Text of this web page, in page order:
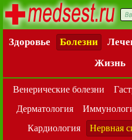
Здоровье Болезни
Жизнь
Венерические болезни
Дерматология
Кардиология
Нервная